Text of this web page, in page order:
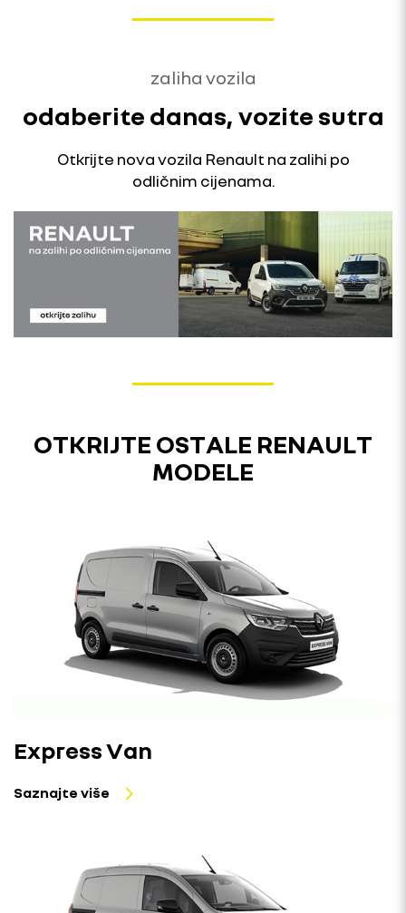
zaliha vozila
odaberite danas, vozite sutra
Otkrijte nova vozila Renault na zalihi po
odličnim cijenama.
OTKRIJTE OSTALE RENAULT
MODELE
Express Van
Saznajte više